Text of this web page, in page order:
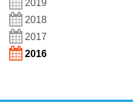
2019
2018
2017
2016